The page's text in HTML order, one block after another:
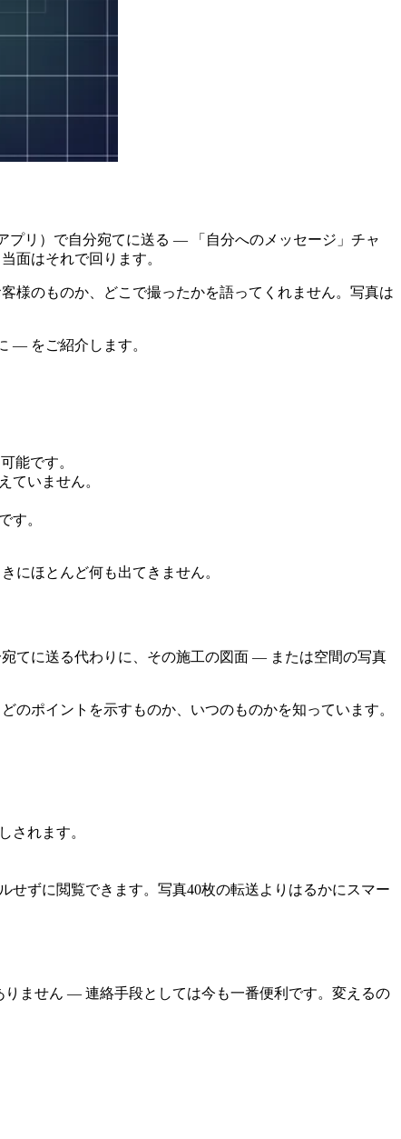
プリ）で自分宛てに送る ― 「自分へのメッセージ」チャ
面はそれで回ります。
様のものか、どこで撮ったかを語ってくれません。写真は
― をご紹介します。
能です。
ていません。
す。
にほとんど何も出てきません。
てに送る代わりに、その施工の図面 ― または空間の写真
ポイントを示すものか、いつのものかを知っています。
されます。
せずに閲覧できます。写真40枚の転送よりはるかにスマー
ません ― 連絡手段としては今も一番便利です。変えるの